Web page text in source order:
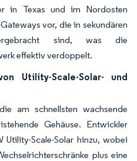
in Texas und im Nordosten
vor, die in sekundären
sind, was die
effektiv verdoppelt.
Utility-Scale-Solar- und
am schnellsten wachsende
Gehäuse. Entwickler
Scale-Solar hinzu, wobei
plus eine